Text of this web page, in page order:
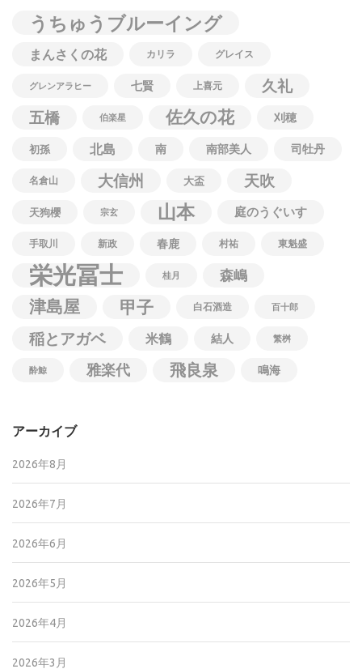
うちゅうブルーイング
まんさくの花 カリラ グレイス
グレンアラヒー 七賢 上喜元
久礼
五橋
伯楽星 佐久の花 刈穂
初孫 北島 南 南部美人 司牡丹
名倉山 大信州 大盃 天吹
天狗櫻 宗玄 山本 庭のうぐいす
手取川 新政 春鹿 村祐 東魁盛
栄光冨士 桂月 森嶋
津島屋 甲子 白石酒造 百十郎
稲とアガベ 米鶴 結人 繁桝
酔鯨 雅楽代 飛良泉 鳴海
アーカイブ
2026年8月
2026年7月
2026年6月
2026年5月
2026年4月
2026年3月